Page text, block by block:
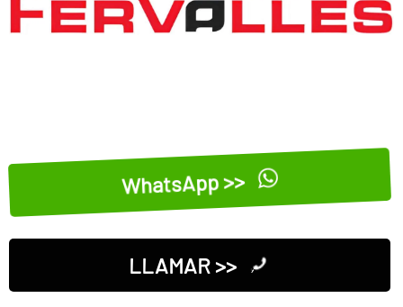
WhatsApp >>
LLAMAR >>